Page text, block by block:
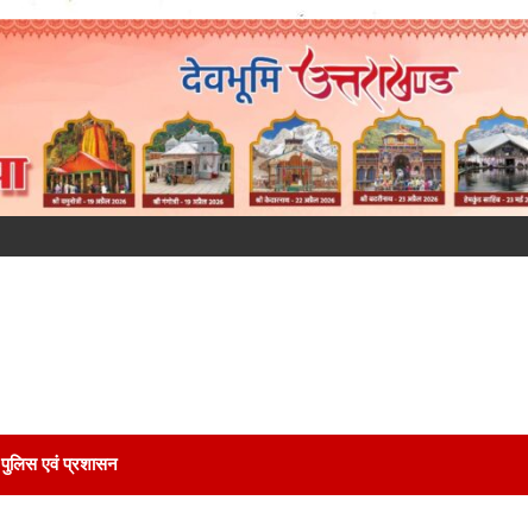
पुलिस एवं प्रशासन